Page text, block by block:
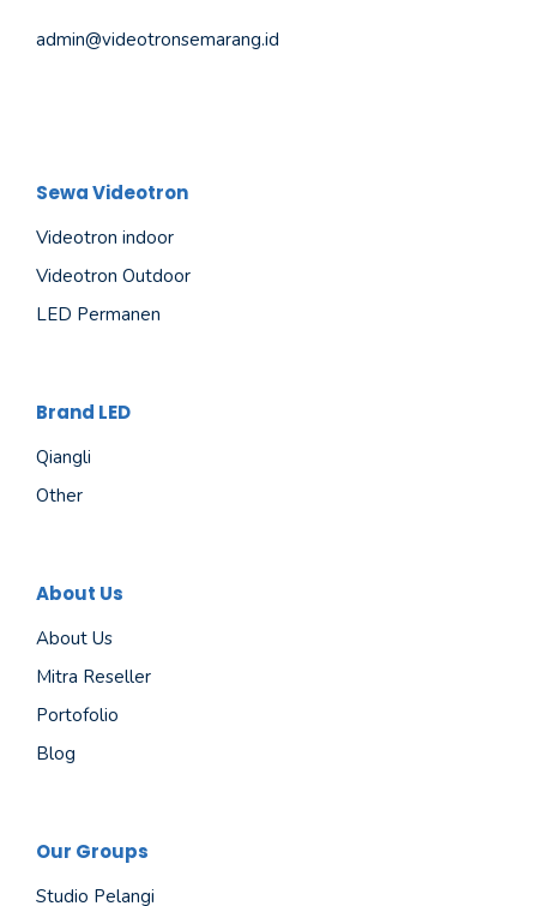
admin@videotronsemarang.id
Sewa Videotron
Videotron indoor
Videotron Outdoor
LED Permanen
Brand LED
Qiangli
Other
About Us
About Us
Mitra Reseller
Portofolio
Blog
Our Groups
Studio Pelangi